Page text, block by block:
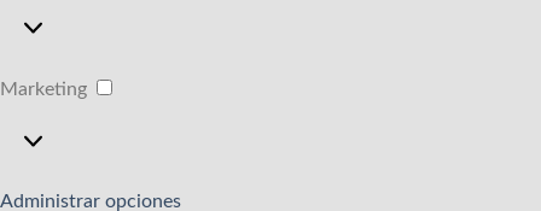
Estadísticas
Marketing
Marketing
Administrar opciones